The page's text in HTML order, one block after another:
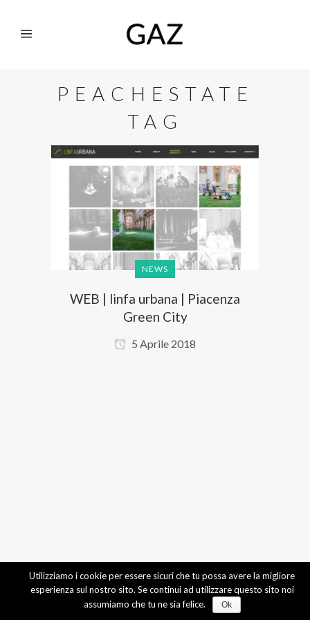
PEACHESTATE
TAG
NEWS
WEB | linfa urbana | Piacenza
Green City
5 Aprile 2018
Utilizziamo i cookie per essere sicuri che tu possa avere la migliore
esperienza sul nostro sito. Se continui ad utilizzare questo sito noi
assumiamo che tu ne sia felice.
Ok